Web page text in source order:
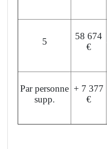
5
58 674
€
Par personne
supp.
+ 7 377
€